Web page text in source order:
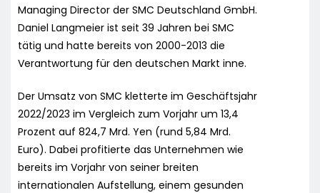
Managing Director der SMC Deutschland GmbH.
Daniel Langmeier ist seit 39 Jahren bei SMC
tätig und hatte bereits von 2000-2013 die
Verantwortung für den deutschen Markt inne.
Der Umsatz von SMC kletterte im Geschäftsjahr
2022/2023 im Vergleich zum Vorjahr um 13,4
Prozent auf 824,7 Mrd. Yen (rund 5,84 Mrd.
Euro). Dabei profitierte das Unternehmen wie
bereits im Vorjahr von seiner breiten
internationalen Aufstellung, einem gesunden